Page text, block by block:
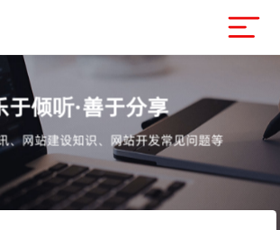
于倾听·善于分享
、网站建设知识、网站开发常见问题等